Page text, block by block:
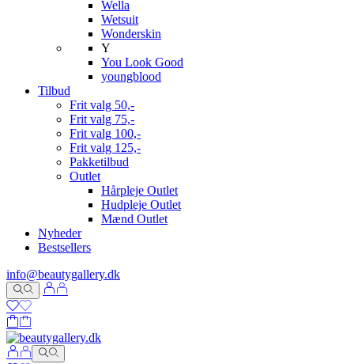
Wella
Wetsuit
Wonderskin
Y
You Look Good
youngblood
Tilbud
Frit valg 50,-
Frit valg 75,-
Frit valg 100,-
Frit valg 125,-
Pakketilbud
Outlet
Hårpleje Outlet
Hudpleje Outlet
Mænd Outlet
Nyheder
Bestsellers
info@beautygallery.dk